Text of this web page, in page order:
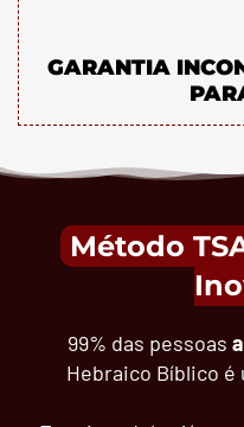
GARANTIA
Método
99% das pessoas
Hebraico Bíblico